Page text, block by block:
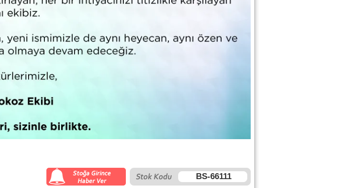
BS-66111